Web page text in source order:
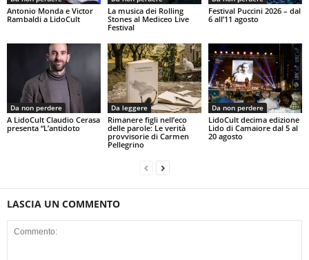
Antonio Monda e Victor
Rambaldi a LidoCult
La musica dei Rolling
Stones al Mediceo Live
Festival
Festival Puccini 2026 – dal
6 all’11 agosto
Da non perdere
A LidoCult Claudio Cerasa
presenta “L’antidoto
Da leggere
Rimanere figli nell’eco
delle parole: Le verità
provvisorie di Carmen
Pellegrino
Da non perdere
LidoCult decima edizione
Lido di Camaiore dal 5 al
20 agosto
LASCIA UN COMMENTO